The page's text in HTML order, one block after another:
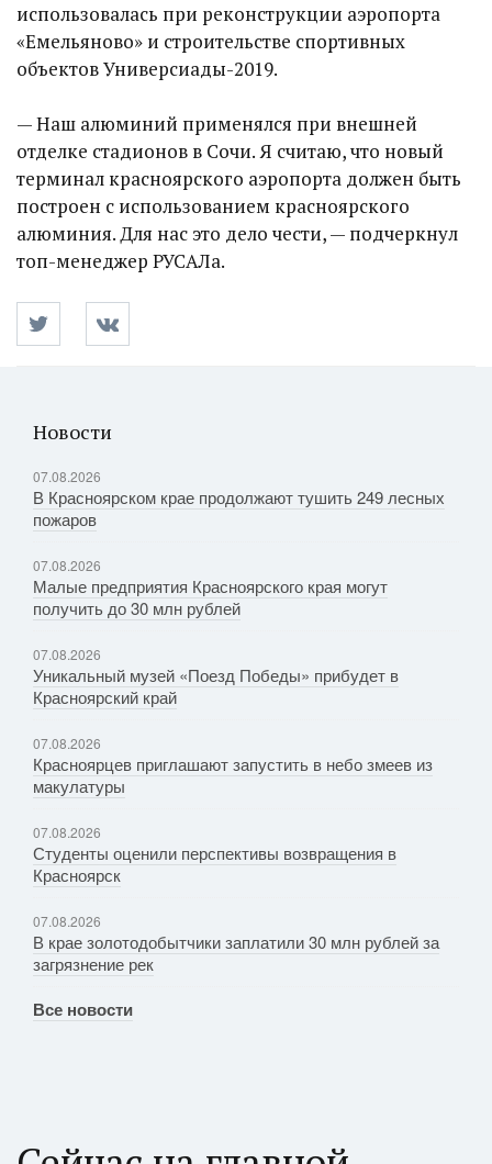
использовалась при реконструкции аэропорта
«Емельяново» и строительстве спортивных
объектов Универсиады-2019.
— Наш алюминий применялся при внешней
отделке стадионов в Сочи. Я считаю, что новый
терминал красноярского аэропорта должен быть
построен с использованием красноярского
алюминия. Для нас это дело чести, — подчеркнул
топ-менеджер РУСАЛа.
Новости
07.08.2026
В Красноярском крае продолжают тушить 249 лесных
пожаров
07.08.2026
Малые предприятия Красноярского края могут
получить до 30 млн рублей
07.08.2026
Уникальный музей «Поезд Победы» прибудет в
Красноярский край
07.08.2026
Красноярцев приглашают запустить в небо змеев из
макулатуры
07.08.2026
Студенты оценили перспективы возвращения в
Красноярск
07.08.2026
В крае золотодобытчики заплатили 30 млн рублей за
загрязнение рек
Все новости